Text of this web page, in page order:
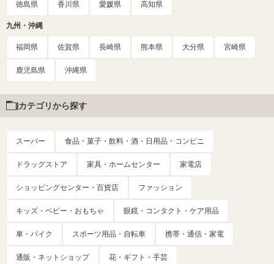
徳島県 香川県 愛媛県 高知県
九州・沖縄
福岡県 佐賀県 長崎県 熊本県 大分県 宮崎県
鹿児島県 沖縄県
カテゴリから探す
スーパー 食品・菓子・飲料・酒・日用品・コンビニ
ドラッグストア 家具・ホームセンター 家電店
ショッピングセンター・百貨店 ファッション
キッズ・ベビー・おもちゃ 眼鏡・コンタクト・ケア用品
車・バイク スポーツ用品・自転車 携帯・通信・家電
通販・ネットショップ 花・ギフト・手芸